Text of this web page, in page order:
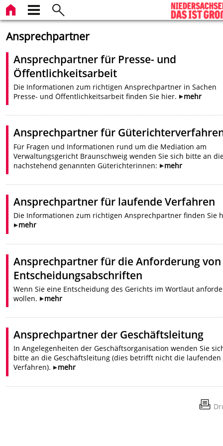
Ansprechpartner
Ansprechpartner für Presse- und
Öffentlichkeitsarbeit
Die Informationen zum richtigen Ansprechpartner in Sachen
Presse- und Öffentlichkeitsarbeit finden Sie hier.
mehr
Ansprechpartner für
Für Fragen und Informationen rund um die Mediation am
Verwaltungsgericht Braunschweig wenden Sie sich bitte an
nachstehend genannten Güterichterinnen:
mehr
Ansprechpartner für laufende Verfahren
Die Informationen zum richtigen Ansprechpartner finden Sie
mehr
Ansprechpartner für die Anforderung von
Entscheidungsabschriften
Wenn Sie eine Entscheidung des Gerichts im Wortlaut
wollen.
mehr
Ansprechpartner der Geschäftsleitung
In Angelegenheiten der Geschäftsorganisation wenden Sie
bitte an die Geschäftsleitung (dies betrifft nicht die laufenden
Verfahren).
mehr